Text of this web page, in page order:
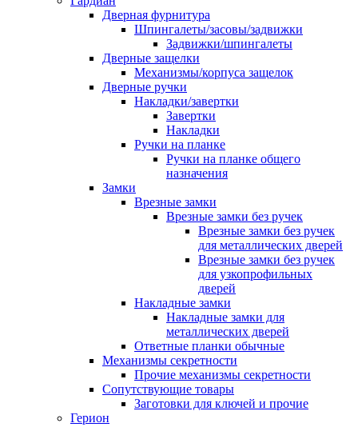
Дверная фурнитура
Шпингалеты/засовы/задвижки
Задвижки/шпингалеты
Дверные защелки
Механизмы/корпуса защелок
Дверные ручки
Накладки/завертки
Завертки
Накладки
Ручки на планке
Ручки на планке общего
назначения
Замки
Врезные замки
Врезные замки без ручек
Врезные замки без ручек
для металлических дверей
Врезные замки без ручек
для узкопрофильных
дверей
Накладные замки
Накладные замки для
металлических дверей
Ответные планки обычные
Механизмы секретности
Прочие механизмы секретности
Сопутствующие товары
Заготовки для ключей и прочие
Герион